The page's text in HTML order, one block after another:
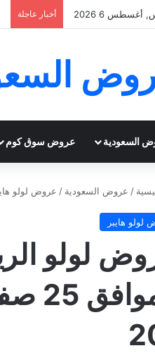
أغسطس 6 2026 أخبار عاجلة
السعودية عروض سوق كوم
/ عروض السعودية / عروض لولو
لولو هايبر